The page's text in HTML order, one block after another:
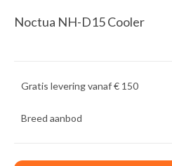
Noctua NH-D15 Cooler
Gratis levering vanaf € 150
Breed aanbod